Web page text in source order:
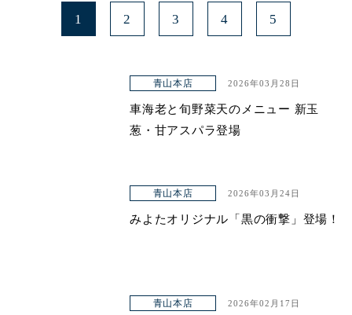
1 2 3 4 5
青山本店 2026年03月28日
車海老と旬野菜天のメニュー 新玉
葱・甘アスパラ登場
青山本店 2026年03月24日
みよたオリジナル「黒の衝撃」登場！
青山本店 2026年02月17日